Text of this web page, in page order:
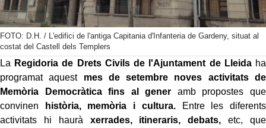
FOTO: D.H. / L'edifici de l'antiga Capitania d'Infanteria de Gardeny, situat al
costat del Castell dels Templers
La Regidoria de Drets Civils de l'Ajuntament de Lleidaha
programat aquest mes de setembre noves activitats de
Memòria Democràtica fins al gener amb propostes que
convinen
història, memòria i cultura.
Entre les diferents
activitats hi haurà xerrades, itineraris, debats, etc, que